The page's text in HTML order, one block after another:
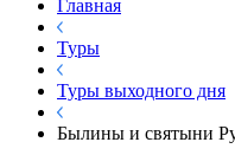
Главная
Туры
Туры выходного дня
Былины и святыни